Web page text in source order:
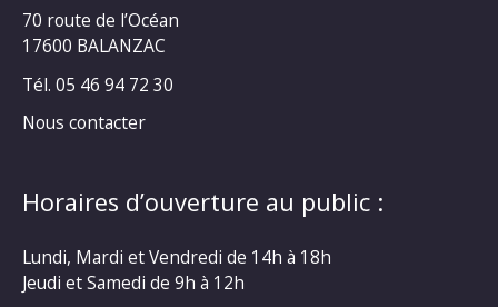
70 route de l’Océan
17600 BALANZAC
Tél. 05 46 94 72 30
Nous contacter
Horaires d’ouverture au public :
Lundi, Mardi et Vendredi de 14h à 18h
Jeudi et Samedi de 9h à 12h